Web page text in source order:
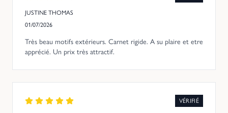
JUSTINE THOMAS
01/07/2026
Très beau motifs extérieurs. Carnet rigide. A su plaire et etre
apprécié. Un prix très attractif.
VÉRIFIÉ